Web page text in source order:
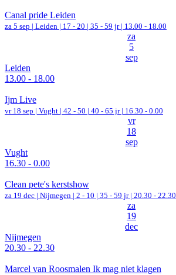
Canal pride Leiden
za 5 sep | Leiden | 17 - 20 | 35 - 59 jr | 13.00 - 18.00
za
5
sep
Leiden
13.00 - 18.00
Ijm Live
vr 18 sep | Vught | 42 - 50 | 40 - 65 jr | 16.30 - 0.00
vr
18
sep
Vught
16.30 - 0.00
Clean pete's kerstshow
za 19 dec | Nijmegen | 2 - 10 | 35 - 59 jr | 20.30 - 22.30
za
19
dec
Nijmegen
20.30 - 22.30
Marcel van Roosmalen Ik mag niet klagen